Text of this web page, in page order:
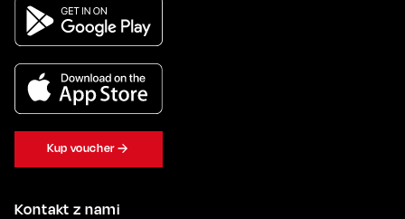
Kontakt z nami
Kup voucher